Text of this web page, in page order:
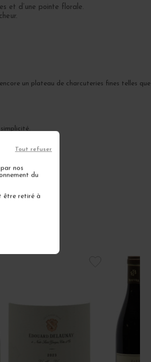
nos
du
être retiré à
Tout refuser
et d’une pointe florale.
un plateau de charcuteries fines telles que